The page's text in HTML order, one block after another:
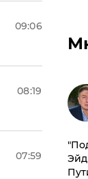
09:06
08:19
07:59